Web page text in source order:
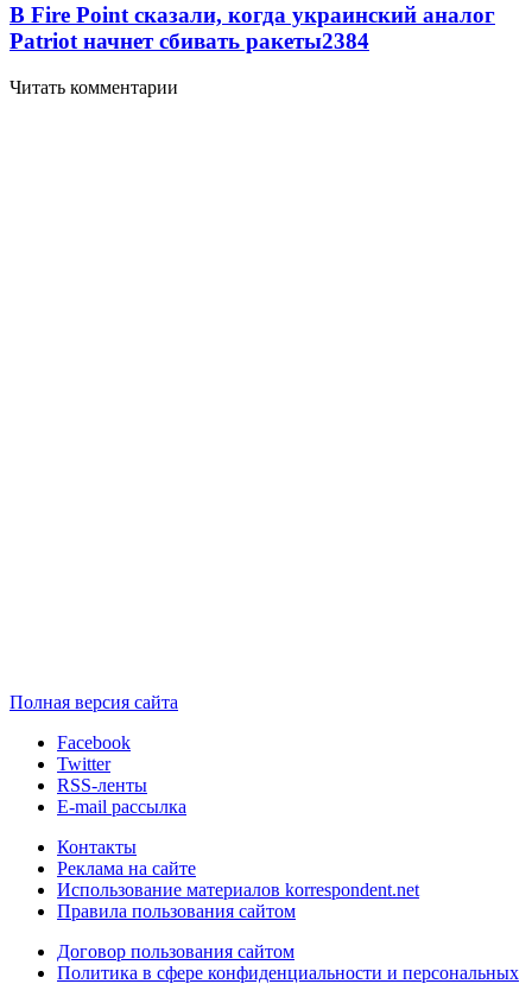
В Fire Point сказали, когда украинский аналог
Patriot начнет сбивать ракеты2384
Читать комментарии
Полная версия сайта
Facebook
Twitter
RSS-ленты
E-mail рассылка
Контакты
Реклама на сайте
Использование материалов korrespondent.net
Правила пользования сайтом
Договор пользования сайтом
Политика в сфере конфиденциальности и персональных